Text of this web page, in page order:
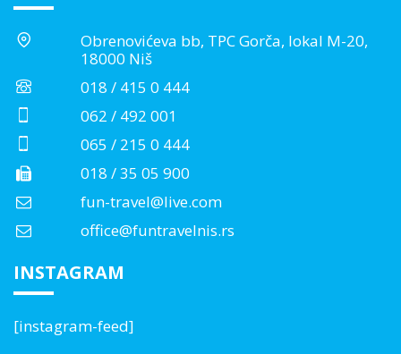
Obrenovićeva bb, TPC Gorča, lokal M-20,
18000 Niš
018 / 415 0 444
062 / 492 001
065 / 215 0 444
018 / 35 05 900
fun-travel@live.com
office@funtravelnis.rs
INSTAGRAM
[instagram-feed]